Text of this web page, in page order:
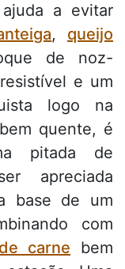
a evitar
, queijo
de noz-
e um
logo na
quente, é
pitada de
apreciada
base de um
com
carne bem